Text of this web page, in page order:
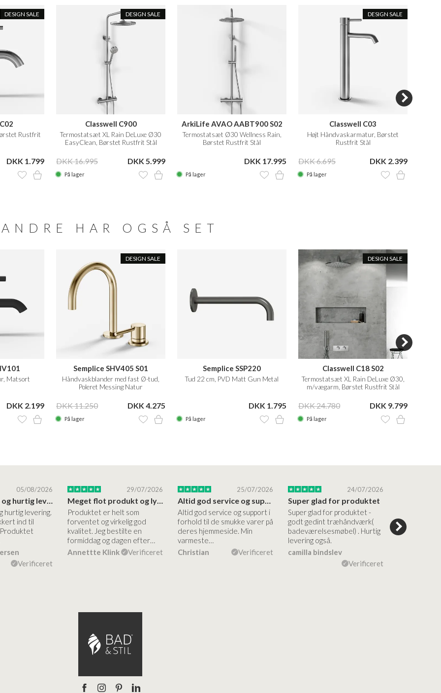
DESIGN SALE
Rustfrit
DKK 1.799
DESIGN SALE
Classwell C900
Termostatsæt XL Rain DeLuxe Ø30
EasyClean, Børstet Rustfrit Stål
DKK 16.995 DKK 5.999
På lager
ArkiLife AVAO AABT900 S02
Termostatsæt Ø30 Wellness Rain,
Børstet Rustfrit Stål
DKK 17.995
På lager
DESIGN SALE
Classwell C03
Højt Håndvaskarmatur, Børstet
Rustfrit Stål
DKK 6.695 DKK 2.399
På lager
ANDRE HAR OGSÅ SET
Matsort
DKK 2.199
DESIGN SALE
Semplice SHV405 S01
Håndvaskblander med fast Ø-tud,
Poleret Messing Natur
DKK 11.250 DKK 4.275
På lager
Semplice SSP220
Tud 22 cm, PVD Matt Gun Metal
DKK 1.795
På lager
DESIGN SALE
Classwell C18 S02
Termostatsæt XL Rain DeLuxe Ø30,
m/vægarm, Børstet Rustfrit Stål
DKK 24.780 DKK 9.799
På lager
05/08/2026
Høj kvalitet og hurtig levering
hurtig levering.
ind til
Verificeret
29/07/2026
Meget flot produkt og lynhurtigt levering
Produktet er helt som
forventet og virkelig god
kvalitet. Jeg bestilte en
formiddag og dagen efter…
Annettte Klink
Verificeret
25/07/2026
Altid god service og support i
forhold til de smukke varer på
deres hjemmeside. Min
varmeste…
Christian
Verificeret
24/07/2026
Super glad for produktet
Super glad for produktet -
godt gedint træhåndværk(
badeværelsesmøbel) . Hurtig
levering også.
camilla bindslev
Verificeret
forståelig
nem